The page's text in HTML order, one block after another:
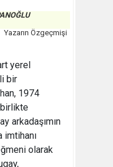
Yazarın Özgeçmişi
yerel
bir
1974
birlikte
arkadaşımın
imtihanı
olarak